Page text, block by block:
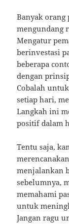
Banyak orang
mengundang
Mengatur
berinvestasi
beberapa
dengan
Cobalah
setiap hari,
Langkah ini
positif dalam
Tentu saja,
menjalankan
sebelumnya,
memahami
untuk
Jangan ragu